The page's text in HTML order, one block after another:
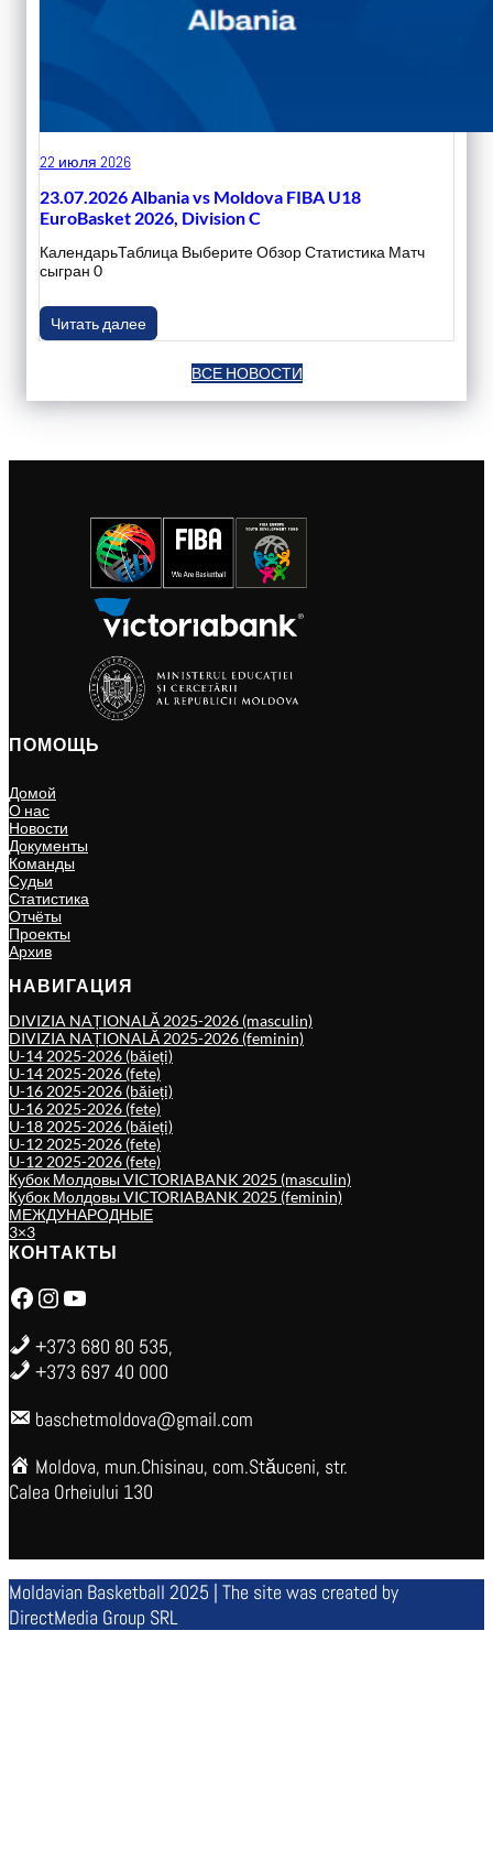
22 июля 2026
23.07.2026 Albania vs Moldova FIBA U18
EuroBasket 2026, Division C
КалендарьТаблица Выберите Обзор Статистика Матч
сыгран 0
Читать далее
ВСЕ НОВОСТИ
ПОМОЩЬ
Домой
О нас
Новости
Документы
Команды
Судьи
Статистика
Отчёты
Проекты
Архив
НАВИГАЦИЯ
DIVIZIA NAȚIONALĂ 2025-2026 (masculin)
DIVIZIA NAȚIONALĂ 2025-2026 (feminin)
U-14 2025-2026 (băieți)
U-14 2025-2026 (fete)
U-16 2025-2026 (băieți)
U-16 2025-2026 (fete)
U-18 2025-2026 (băieți)
U-12 2025-2026 (fete)
U-12 2025-2026 (fete)
Кубок Молдовы VICTORIABANK 2025 (masculin)
Кубок Молдовы VICTORIABANK 2025 (feminin)
МЕЖДУНАРОДНЫЕ
3×3
КОНТАКТЫ
Facebook Instagram YouTube
+373 680 80 535,
+373 697 40 000
baschetmoldova@gmail.com
Moldova, mun.Chisinau, com.Stăuceni, str.
Calea Orheiului 130
Moldavian Basketball 2025 | The site was created by
DirectMedia Group SRL